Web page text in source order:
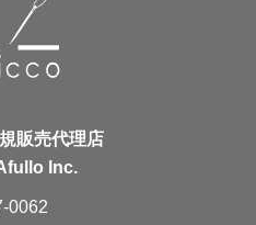
販売代理店
Inc.
0062